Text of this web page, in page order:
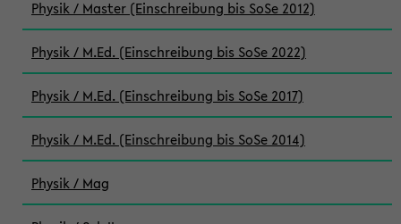
Physik / Master (Einschreibung bis SoSe 2012)
Physik / M.Ed. (Einschreibung bis SoSe 2022)
Physik / M.Ed. (Einschreibung bis SoSe 2017)
Physik / M.Ed. (Einschreibung bis SoSe 2014)
Physik / Mag